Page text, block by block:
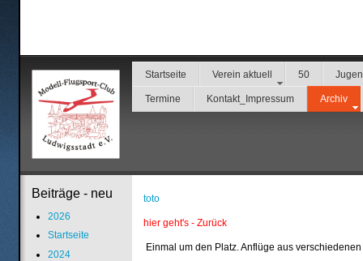
Startseite Verein aktuell 50
Termine Kontakt_Impressum Archiv
toto
hier geht's - Zurück
Einmal um den Platz. Anflüge aus
Beiträge - neu
2026
Startseite
2024